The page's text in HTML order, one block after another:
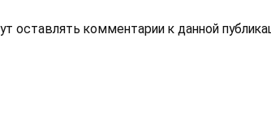
оставлять комментарии к данной